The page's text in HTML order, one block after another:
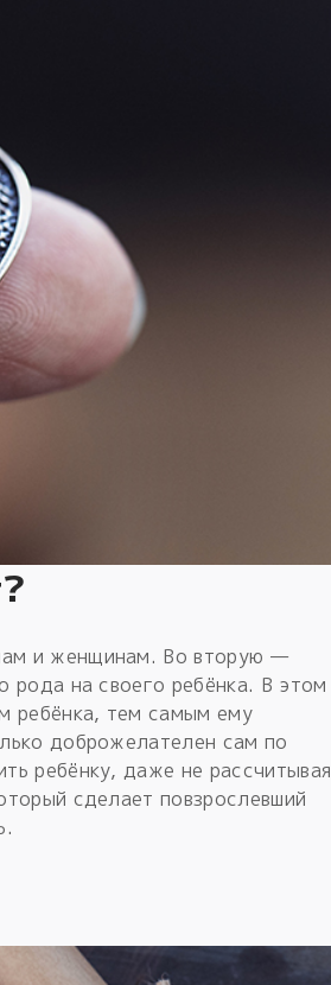
и женщинам. Во вторую —
рода на своего ребёнка. В этом
ребёнка, тем самым ему
доброжелателен сам по
ребёнку, даже не рассчитывая
сделает повзрослевший